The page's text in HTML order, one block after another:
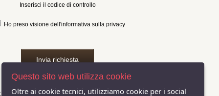
Inserisci il codice di controllo
Ho preso visione dell'informativa sulla privacy
Invia richiesta
Questo sito web utilizza cookie
Oltre ai cookie tecnici, utilizziamo cookie per i social